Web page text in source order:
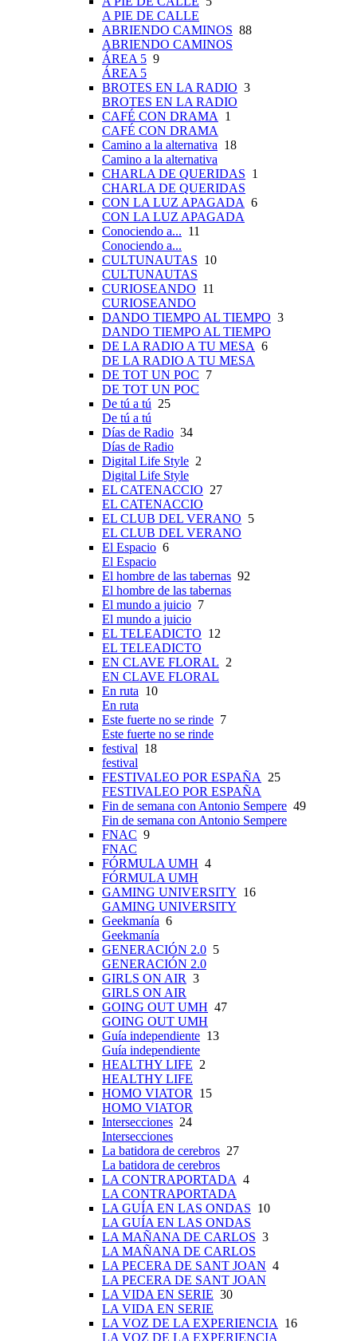
A PIE DE CALLE
ABRIENDO CAMINOS 88
ABRIENDO CAMINOS
ÁREA 5 9
ÁREA 5
BROTES EN LA RADIO 3
BROTES EN LA RADIO
CAFÉ CON DRAMA 1
CAFÉ CON DRAMA
Camino a la alternativa 18
Camino a la alternativa
CHARLA DE QUERIDAS 1
CHARLA DE QUERIDAS
CON LA LUZ APAGADA 6
CON LA LUZ APAGADA
Conociendo a... 11
Conociendo a...
CULTUNAUTAS 10
CULTUNAUTAS
CURIOSEANDO 11
CURIOSEANDO
DANDO TIEMPO AL TIEMPO 3
DANDO TIEMPO AL TIEMPO
DE LA RADIO A TU MESA 6
DE LA RADIO A TU MESA
DE TOT UN POC 7
DE TOT UN POC
De tú a tú 25
De tú a tú
Días de Radio 34
Días de Radio
Digital Life Style 2
Digital Life Style
EL CATENACCIO 27
EL CATENACCIO
EL CLUB DEL VERANO 5
EL CLUB DEL VERANO
El Espacio 6
El Espacio
El hombre de las tabernas 92
El hombre de las tabernas
El mundo a juicio 7
El mundo a juicio
EL TELEADICTO 12
EL TELEADICTO
EN CLAVE FLORAL 2
EN CLAVE FLORAL
En ruta 10
En ruta
Este fuerte no se rinde 7
Este fuerte no se rinde
festival 18
festival
FESTIVALEO POR ESPAÑA 25
FESTIVALEO POR ESPAÑA
Fin de semana con Antonio Sempere 49
Fin de semana con Antonio Sempere
FNAC 9
FNAC
FÓRMULA UMH 4
FÓRMULA UMH
GAMING UNIVERSITY 16
GAMING UNIVERSITY
Geekmanía 6
Geekmanía
GENERACIÓN 2.0 5
GENERACIÓN 2.0
GIRLS ON AIR 3
GIRLS ON AIR
GOING OUT UMH 47
GOING OUT UMH
Guía independiente 13
Guía independiente
HEALTHY LIFE 2
HEALTHY LIFE
HOMO VIATOR 15
HOMO VIATOR
Intersecciones 24
Intersecciones
La batidora de cerebros 27
La batidora de cerebros
LA CONTRAPORTADA 4
LA CONTRAPORTADA
LA GUÍA EN LAS ONDAS 10
LA GUÍA EN LAS ONDAS
LA MAÑANA DE CARLOS 3
LA MAÑANA DE CARLOS
LA PECERA DE SANT JOAN 4
LA PECERA DE SANT JOAN
LA VIDA EN SERIE 30
LA VIDA EN SERIE
LA VOZ DE LA EXPERIENCIA 16
LA VOZ DE LA EXPERIENCIA